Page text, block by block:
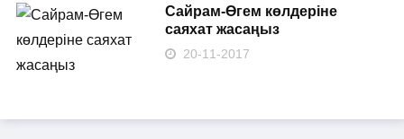
Сайрам-Өгем көлдеріне
саяхат жасаңыз
20-11-2017